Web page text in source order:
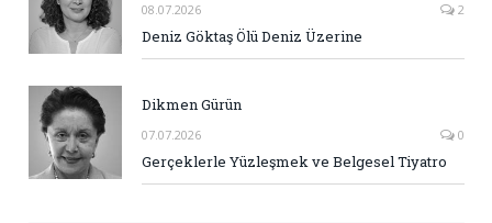
08.07.2026 2
Deniz Göktaş Ölü Deniz Üzerine
Dikmen Gürün
07.07.2026 0
Gerçeklerle Yüzleşmek ve Belgesel Tiyatro